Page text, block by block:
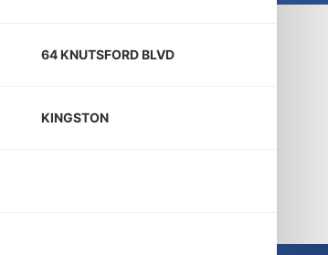
64 KNUTSFORD BLVD
KINGSTON